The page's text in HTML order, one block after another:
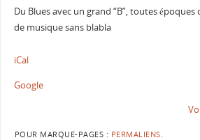
Du Blues avec un grand “B”, toutes
de musique sans blabla
iCal
Google
POUR MARQUE-PAGES : PERMALIENS.